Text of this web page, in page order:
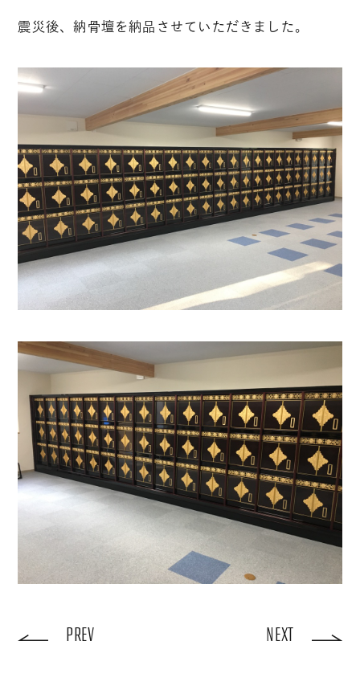
震災後、納骨壇を納品させていただきました。
PREV NEXT